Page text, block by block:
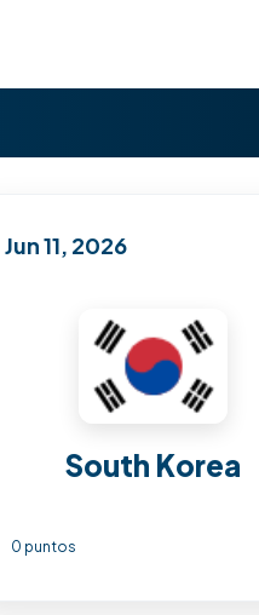
Jun 11, 2026
South Korea
0 puntos